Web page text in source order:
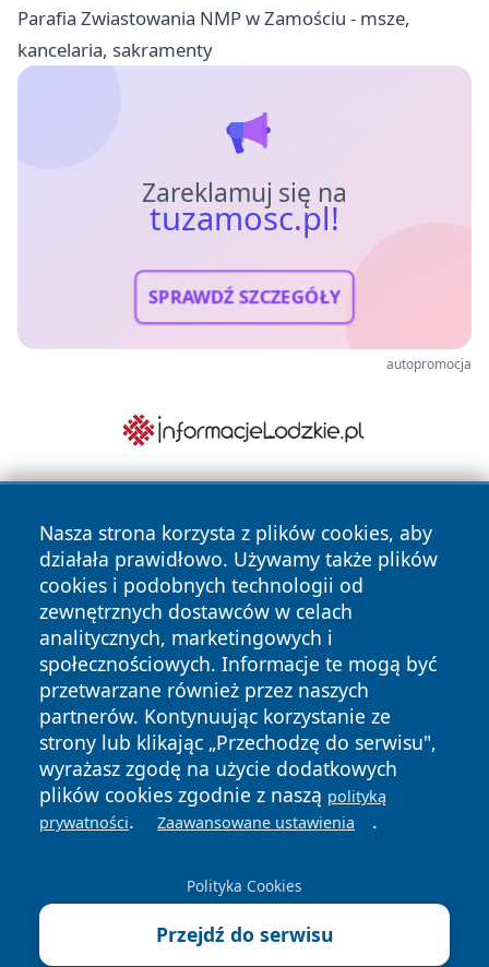
Parafia Zwiastowania NMP w Zamościu - msze,
kancelaria, sakramenty
Zareklamuj się na
tuzamosc.pl!
SPRAWDŹ SZCZEGÓŁY
autopromocja
Nasza strona korzysta z plików cookies, aby
działała prawidłowo. Używamy także plików
cookies i podobnych technologii od
zewnętrznych dostawców w celach
analitycznych, marketingowych i
społecznościowych. Informacje te mogą być
przetwarzane również przez naszych
partnerów. Kontynuując korzystanie ze
strony lub klikając „Przechodzę do serwisu",
wyrażasz zgodę na użycie dodatkowych
plików cookies zgodnie z naszą polityką
prywatności. Zaawansowane ustawienia .
Polityka Cookies
Przejdź do serwisu
Copyright © 2026 tuzamosc.pl Wszystkie prawa zastrzeżone.
News Autorzy
Polityka
Prywatności
Polityka
Cookies